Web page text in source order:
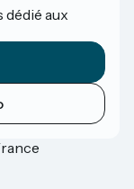
dédié aux